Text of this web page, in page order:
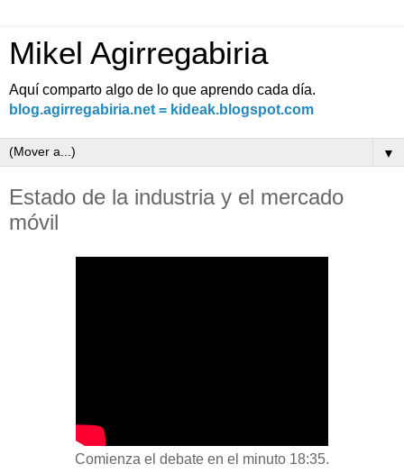
Mikel Agirregabiria
Aquí comparto algo de lo que aprendo cada día.
blog.agirregabiria.net = kideak.blogspot.com
▼
Estado de la industria y el mercado
móvil
Comienza el debate en el minuto 18:35.